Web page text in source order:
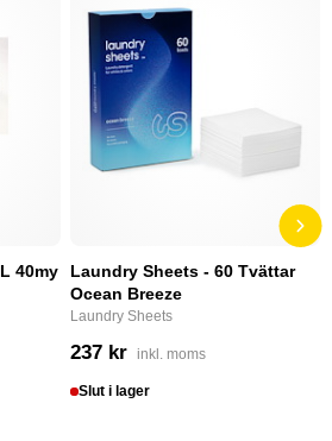
40my
Laundry Sheets - 60 Tvättar
Ocean Breeze
Laundry Sheets
237 kr inkl. moms
Slut i lager